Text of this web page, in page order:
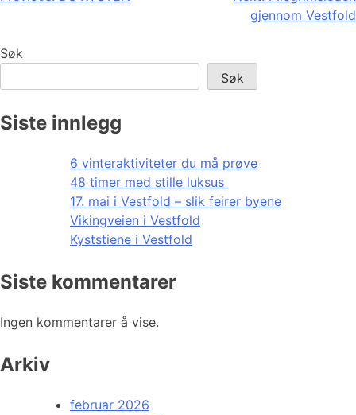
gjennom Vestfold
Søk
Søk
Siste innlegg
6 vinteraktiviteter du må prøve
48 timer med stille luksus
17. mai i Vestfold – slik feirer byene
Vikingveien i Vestfold
Kyststiene i Vestfold
Siste kommentarer
Ingen kommentarer å vise.
Arkiv
februar 2026